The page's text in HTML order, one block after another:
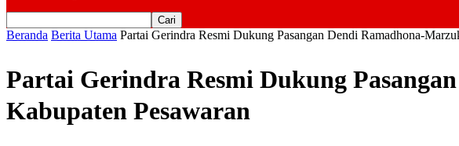
Beranda Berita Utama Partai Gerindra Resmi Dukung Pasangan Dendi Ramadhona-
Partai Gerindra Resmi Dukung
Kabupaten Pesawaran